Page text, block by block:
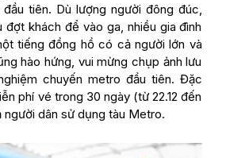
tiên. Dù lượng người đông đúc,
đợt khách để vào ga, nhiều gia đình
tiếng đồng hồ có cả người lớn và
hào hứng, vui mừng chụp ảnh lưu
chuyến metro đầu tiên. Đặc
phí vé trong 30 ngày (từ 22.12 đến
người dân sử dụng tàu Metro.